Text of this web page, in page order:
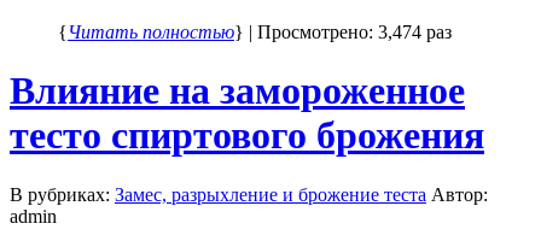
{Читать полностью} | Просмотрено: 3,474 раз
Влияние на замороженное
тесто спиртового брожения
В рубриках: Замес, разрыхление и брожение теста Автор:
admin